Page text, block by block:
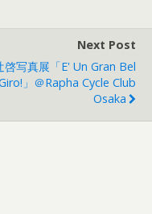
Next Post
啓写真展「E' Un Gran Bel
」＠Rapha Cycle Club
Osaka